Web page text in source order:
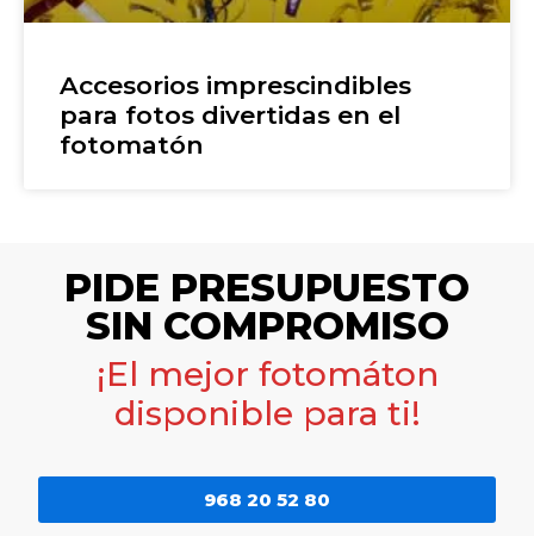
Accesorios imprescindibles
para fotos divertidas en el
fotomatón
PIDE PRESUPUESTO
SIN COMPROMISO
¡El mejor fotomáton
disponible para ti!
968 20 52 80